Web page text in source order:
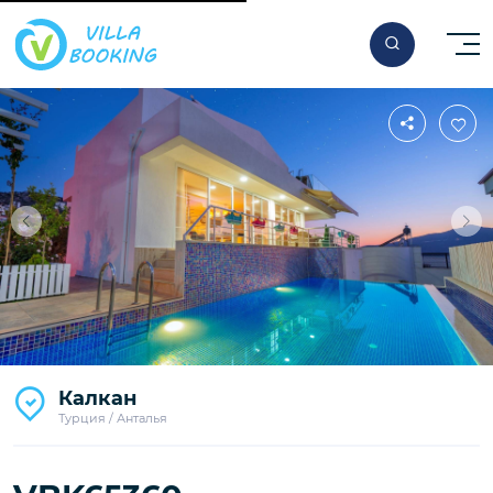
Калкан
Турция / Анталья